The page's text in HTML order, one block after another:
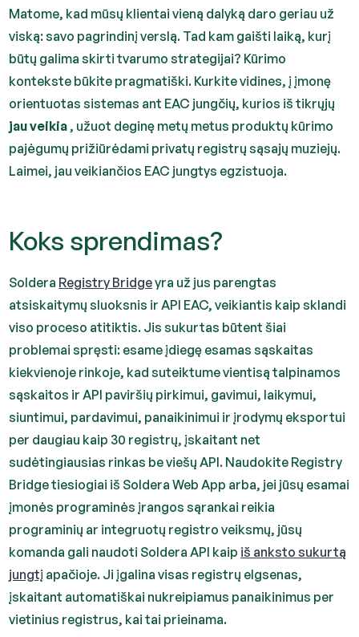
Matome, kad mūsų klientai vieną dalyką daro geriau už
viską: savo pagrindinį verslą. Tad kam gaišti laiką, kurį
būtų galima skirti tvarumo strategijai? Kūrimo
kontekste būkite pragmatiški. Kurkite vidines, į įmonę
orientuotas sistemas ant EAC jungčių, kurios iš tikrųjų
jau veikia , užuot deginę metų metus produktų kūrimo
pajėgumų prižiūrėdami privatų registrų sąsajų muziejų.
Laimei, jau veikiančios EAC jungtys egzistuoja.
Koks sprendimas?
Soldera Registry Bridgeyra už jus parengtas
atsiskaitymų sluoksnis ir API EAC, veikiantis kaip sklandi
viso proceso atitiktis. Jis sukurtas būtent šiai
problemai spręsti: esame įdiegę esamas sąskaitas
kiekvienoje rinkoje, kad suteiktume vientisą talpinamos
sąskaitos ir API paviršių pirkimui, gavimui, laikymui,
siuntimui, pardavimui, panaikinimui ir įrodymų eksportui
per daugiau kaip 30 registrų, įskaitant net
sudėtingiausias rinkas be viešų API. Naudokite Registry
Bridge tiesiogiai iš Soldera Web App arba, jei jūsų esamai
įmonės programinės įrangos sąrankai reikia
programinių ar integruotų registro veiksmų, jūsų
komanda gali naudoti Soldera API kaip iš anksto sukurtą
jungtį apačioje. Ji įgalina visas registrų elgsenas,
įskaitant automatiškai nukreipiamus panaikinimus per
vietinius registrus, kai tai prieinama.